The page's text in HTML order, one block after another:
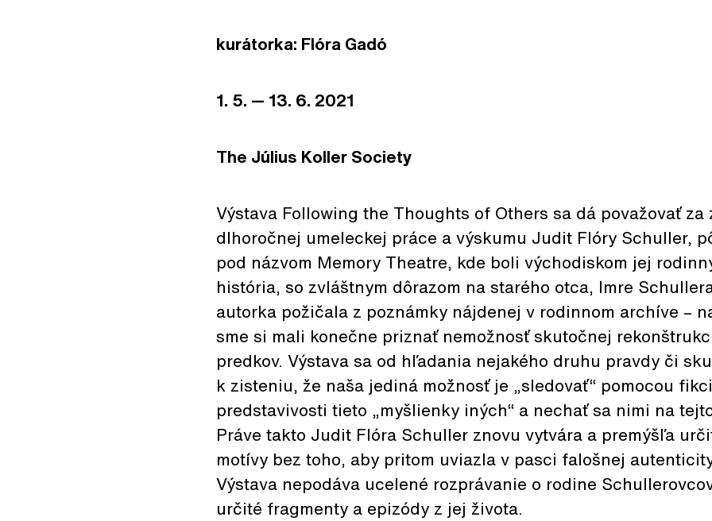
kurátorka: Flóra Gadó
1. 5. — 13. 6. 2021
The Július Koller Society
Výstava Following the Thoughts of Others sa dá považovať za
dlhoročnej umeleckej práce a výskumu Judit Flóry Schuller,
pod názvom Memory Theatre, kde boli východiskom jej
história, so zvláštnym dôrazom na starého otca, Imre
autorka požičala z poznámky nájdenej v rodinnom archíve –
sme si mali konečne priznať nemožnosť skutočnej
predkov. Výstava sa od hľadania nejakého druhu pravdy či
k zisteniu, že naša jediná možnosť je „sledovať“ pomocou
predstavivosti tieto „myšlienky iných“ a nechať sa nimi na
Práve takto Judit Flóra Schuller znovu vytvára a premýšľa
motívy bez toho, aby pritom uviazla v pasci falošnej
Výstava nepodáva ucelené rozprávanie o rodine
určité fragmenty a epizódy z jej života.